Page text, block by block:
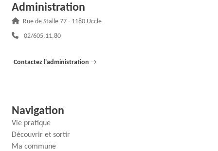
Administration
Adresse :
Rue de Stalle 77 - 1180 Uccle
Téléphone :
02/605.11.80
Contactez l'administration →
Navigation
Vie pratique
Découvrir et sortir
Ma commune